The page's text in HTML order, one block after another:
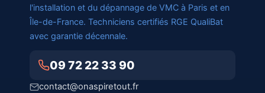
l'installation et du dépannage de VMC à Paris et en
Île-de-France. Techniciens certifiés RGE QualiBat
avec garantie décennale.
09 72 22 33 90
contact@onaspiretout.fr